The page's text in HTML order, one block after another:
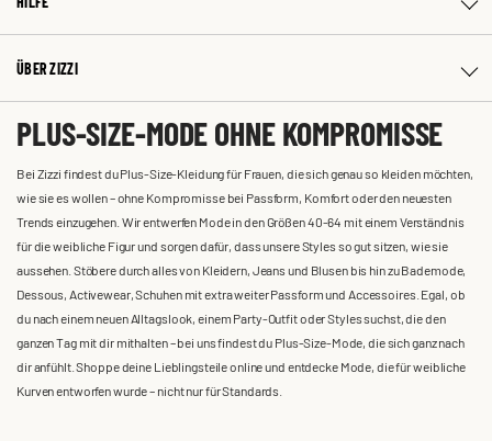
ÜBER ZIZZI
PLUS-SIZE-MODE OHNE KOMPROMISSE
Bei Zizzi findest du Plus-Size-Kleidung für Frauen, die sich genau so kleiden möchten,
wie sie es wollen – ohne Kompromisse bei Passform, Komfort oder den neuesten
Trends einzugehen. Wir entwerfen Mode in den Größen 40-64 mit einem Verständnis
für die weibliche Figur und sorgen dafür, dass unsere Styles so gut sitzen, wie sie
aussehen. Stöbere durch alles von Kleidern, Jeans und Blusen bis hin zu Bademode,
Dessous, Activewear, Schuhen mit extra weiter Passform und Accessoires. Egal, ob
du nach einem neuen Alltagslook, einem Party-Outfit oder Styles suchst, die den
ganzen Tag mit dir mithalten – bei uns findest du Plus-Size-Mode, die sich ganz nach
dir anfühlt. Shoppe deine Lieblingsteile online und entdecke Mode, die für weibliche
Kurven entworfen wurde – nicht nur für Standards.